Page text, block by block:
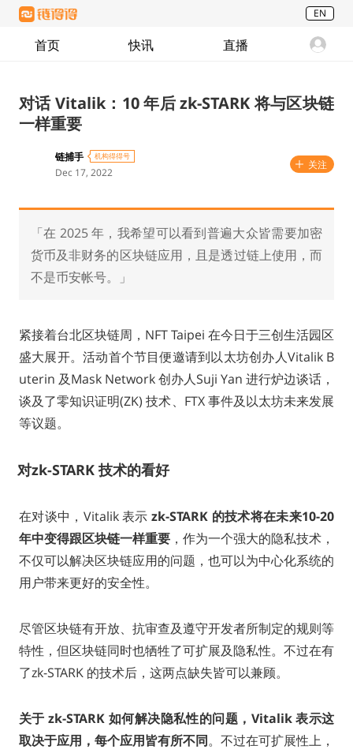
EN
首页 快讯 直播
对话 Vitalik：10 年后 zk-STARK 将与区块链
一样重要
链捕手 机构得得号
Dec 17, 2022
关注
「在 2025 年，我希望可以看到普遍大众皆需要加密
货币及非财务的区块链应用，且是透过链上使用，而
不是币安帐号。」
紧接着台北区块链周，NFT Taipei 在今日于三创生活园区
盛大展开。活动首个节目便邀请到以太坊创办人Vitalik B
uterin 及Mask Network 创办人Suji Yan 进行炉边谈话，
谈及了零知识证明(ZK) 技术、FTX 事件及以太坊未来发展
等议题。
对zk-STARK 技术的看好
在对谈中，Vitalik 表示zk-STARK 的技术将在未来10-20
年中变得跟区块链一样重要 ，作为一个强大的隐私技术，
不仅可以解决区块链应用的问题，也可以为中心化系统的
用户带来更好的安全性。
尽管区块链有开放、抗审查及遵守开发者所制定的规则等
特性，但区块链同时也牺牲了可扩展及隐私性。不过在有
了zk-STARK 的技术后，这两点缺失皆可以兼顾。
关于 zk-STARK 如何解决隐私性的问题，Vitalik 表示这
取决于应用，每个应用皆有所不同。不过在可扩展性上，